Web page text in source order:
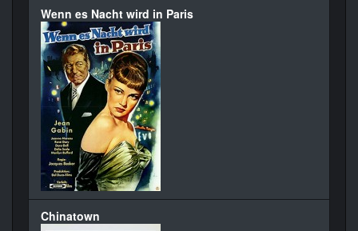
Wenn es Nacht wird in Paris
Chinatown